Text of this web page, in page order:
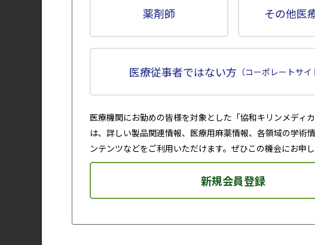
っている」など7つの項目で「S評価」を獲得している。
2. 透析医療の特徴
電子カルテにより7施設が患者情報を共
保存期管理から移植支援までトータルに
松圓会グループの透析医療の最大の特徴は、東葛クリ
カルテを共有し、CKDの早期発見・治療から、病院で
とクリニックが一体となって行っている点にある。
し、移植を希望しドナーに恵まれた患者については連
した。
カルテの共有以外にも、東理事長と各サテライトクリ
薬剤師 その他医
医療従事者ではない方 （コーポレートサイ
医療機関にお勤めの皆様を対象とした「協和キリンメディ
は、詳しい製品関連情報、医療用麻薬情報、各領域の学術
ンテンツなどをご利用いただけます。ぜひこの機会にお申し
新規会員登録